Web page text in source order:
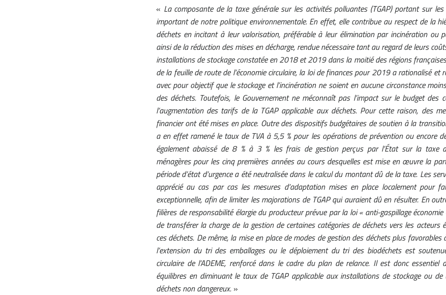
« La composante de la taxe générale sur les activités polluantes (TGAP) portant sur
important de notre politique environnementale. En effet, elle contribue au respect de la
déchets en incitant à leur valorisation, préférable à leur élimination par incinération ou
ainsi de la réduction des mises en décharge, rendue nécessaire tant au regard de leurs
installations de stockage constatée en 2018 et 2019 dans la moitié des régions
de la feuille de route de l’économie circulaire, la loi de finances pour 2019 a rationalisé et
avec pour objectif que le stockage et l’incinération ne soient en aucune circonstance
des déchets. Toutefois, le Gouvernement ne méconnaît pas l’impact sur le budget des
l’augmentation des tarifs de la TGAP applicable aux déchets. Pour cette raison, des
financier ont été mises en place. Outre des dispositifs budgétaires de soutien à la
a en effet ramené le taux de TVA à 5,5 % pour les opérations de prévention ou encore
également abaissé de 8 % à 3 % les frais de gestion perçus par l’État sur la taxe
ménagères pour les cinq premières années au cours desquelles est mise en œuvre la
période d’état d’urgence a été neutralisée dans le calcul du montant dû de la taxe. Les
apprécié au cas par cas les mesures d’adaptation mises en place localement pour
exceptionnelle, afin de limiter les majorations de TGAP qui auraient dû en résulter. En
filières de responsabilité élargie du producteur prévue par la loi « anti-gaspillage économie
de transférer la charge de la gestion de certaines catégories de déchets vers les acteurs
ces déchets. De même, la mise en place de modes de gestion des déchets plus favorables
l’extension du tri des emballages ou le déploiement du tri des biodéchets est
circulaire de l’ADEME, renforcé dans le cadre du plan de relance. Il est donc essentiel
équilibres en diminuant le taux de TGAP applicable aux installations de stockage ou
déchets non dangereux. »